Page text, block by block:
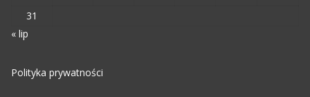
31
« lip
Polityka prywatności